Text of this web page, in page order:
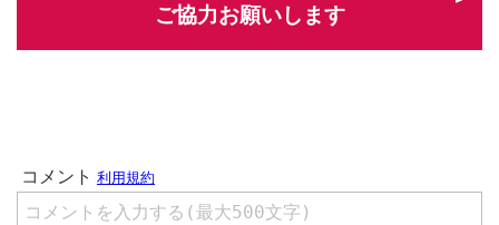
ご協力お願いします